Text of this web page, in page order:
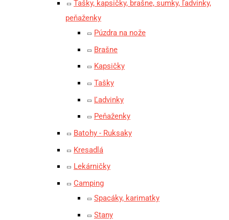
Tašky, kapsičky, brašne, sumky, ľadvinky,
peňaženky
Púzdra na nože
Brašne
Kapsičky
Tašky
Ľadvinky
Peňaženky
Batohy - Ruksaky
Kresadlá
Lekárničky
Camping
Spacáky, karimatky
Stany